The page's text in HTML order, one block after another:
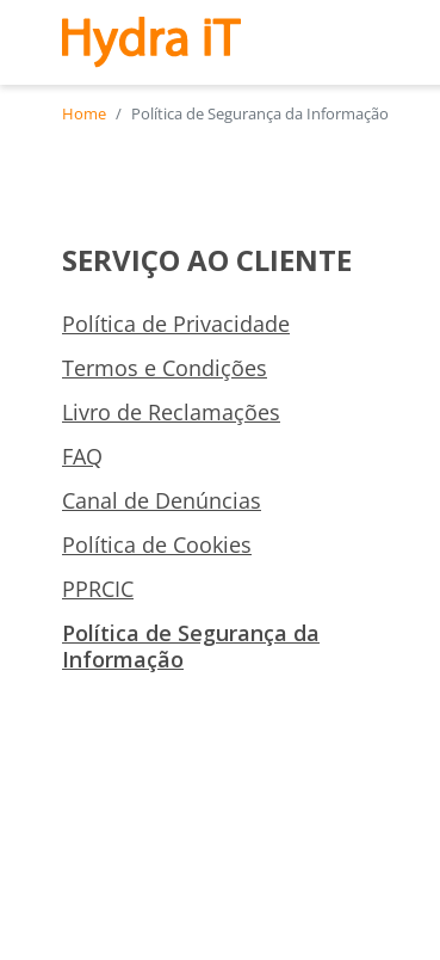
Saltar para o conteúdo principal
Home Política de Segurança da Informação
SERVIÇO AO CLIENTE
Política de Privacidade
Termos e Condições
Livro de Reclamações
FAQ
Canal de Denúncias
Política de Cookies
PPRCIC
Política de Segurança da
Informação